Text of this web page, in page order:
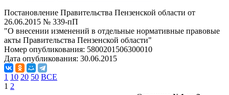
Постановление Правительства Пензенской области от
26.06.2015 № 339-пП
"О внесении изменений в отдельные нормативные правовые
акты Правительства Пензенской области"
Номер опубликования: 5800201506300010
Дата опубликования: 30.06.2015
1 10 20 50 ВСЕ
1 2